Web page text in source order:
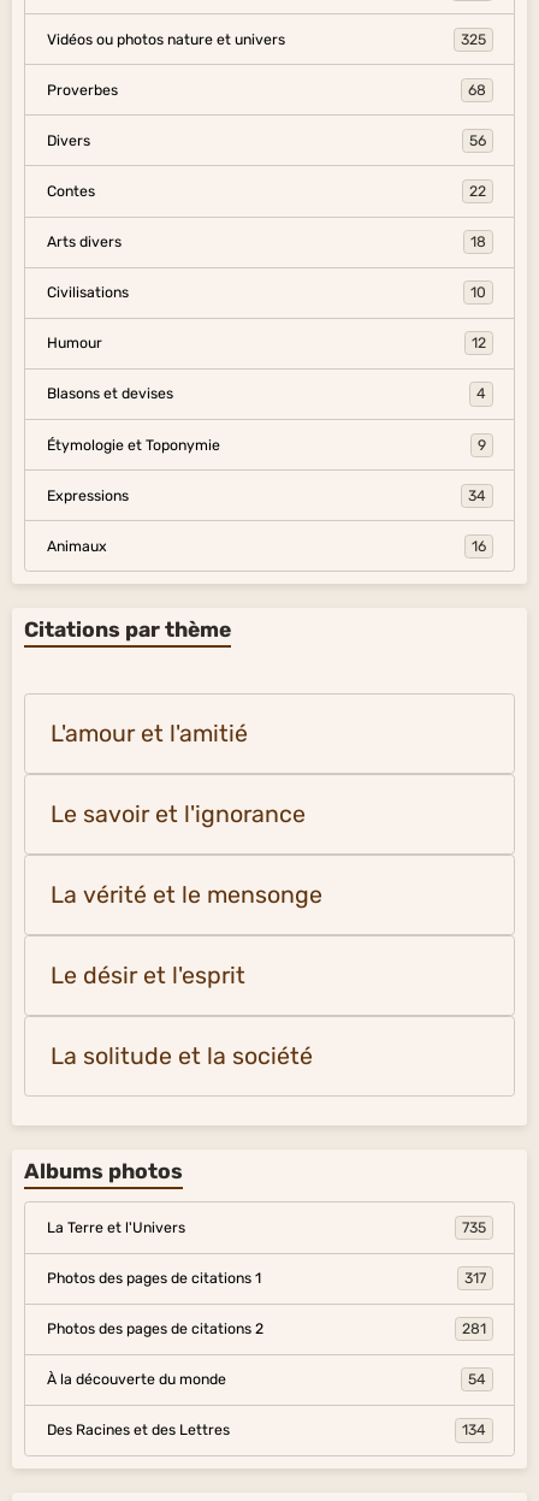
Vidéos ou photos nature et univers 325
Proverbes 68
Divers 56
Contes 22
Arts divers 18
Civilisations 10
Humour 12
Blasons et devises 4
Étymologie et Toponymie 9
Expressions 34
Animaux 16
Citations par thème
L'amour et l'amitié
Le savoir et l'ignorance
La vérité et le mensonge
Le désir et l'esprit
La solitude et la société
Albums photos
La Terre et l'Univers 735
Photos des pages de citations 1 317
Photos des pages de citations 2 281
À la découverte du monde 54
Des Racines et des Lettres 134